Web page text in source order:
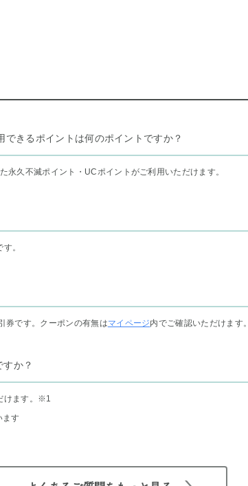
きるポイントは何のポイントですか？
永久不滅ポイント・UCポイントがご利用いただけます。
。
券です。クーポンの有無はマイページ内でご確認いただけます。
か？
ます。 ※1
ます